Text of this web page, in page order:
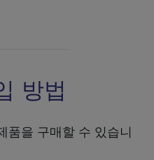
방법
품을 구매할 수 있습니